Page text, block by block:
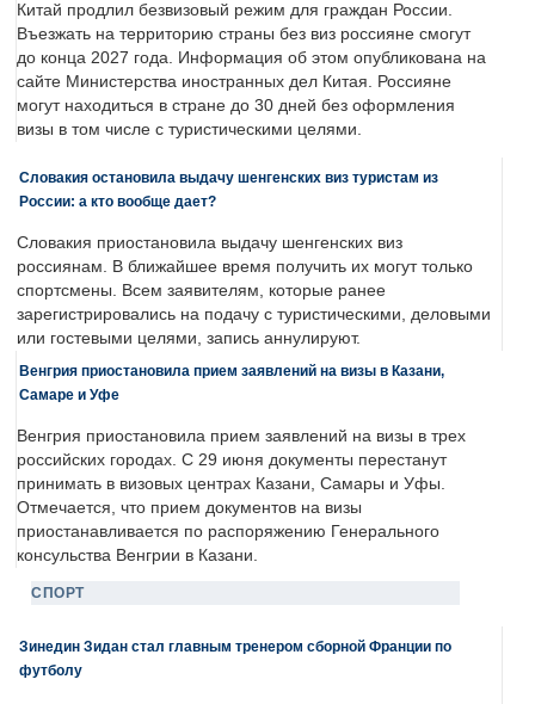
Китай продлил безвизовый режим для граждан России.
Въезжать на территорию страны без виз россияне смогут
до конца 2027 года. Информация об этом опубликована на
сайте Министерства иностранных дел Китая. Россияне
могут находиться в стране до 30 дней без оформления
визы в том числе с туристическими целями.
Словакия остановила выдачу шенгенских виз туристам из
России: а кто вообще дает?
Словакия приостановила выдачу шенгенских виз
россиянам. В ближайшее время получить их могут только
спортсмены. Всем заявителям, которые ранее
зарегистрировались на подачу с туристическими, деловыми
или гостевыми целями, запись аннулируют.
Венгрия приостановила прием заявлений на визы в Казани,
Самаре и Уфе
Венгрия приостановила прием заявлений на визы в трех
российских городах. С 29 июня документы перестанут
принимать в визовых центрах Казани, Самары и Уфы.
Отмечается, что прием документов на визы
приостанавливается по распоряжению Генерального
консульства Венгрии в Казани.
СПОРТ
Зинедин Зидан стал главным тренером сборной Франции по
футболу